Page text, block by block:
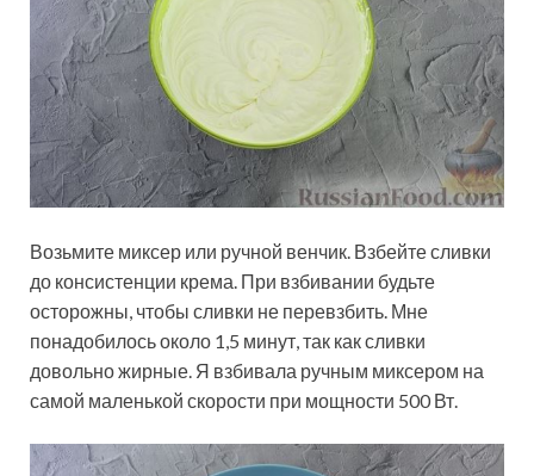
Возьмите миксер или ручной венчик. Взбейте сливки
до консистенции крема. При взбивании будьте
осторожны, чтобы сливки не перевзбить. Мне
понадобилось около 1,5 минут, так как сливки
довольно жирные. Я взбивала ручным миксером на
самой маленькой скорости при мощности 500 Вт.